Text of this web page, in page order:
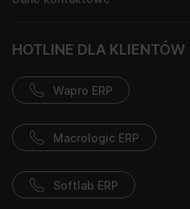
HOTLINE DLA KLIENTÓW
Wapro ERP
Macrologic ERP
Softlab ERP